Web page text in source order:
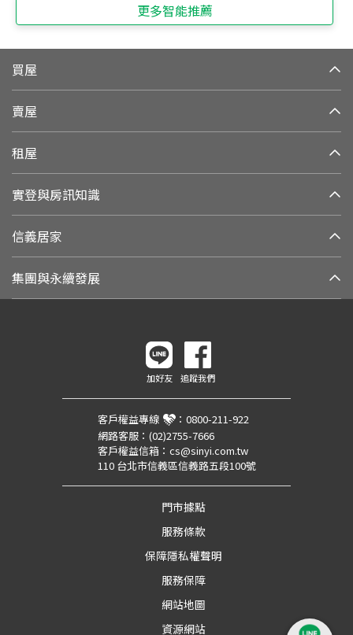
更多智能推薦
買屋
賣屋
租屋
實登與房訊知識
信義居家
集團與永續發展
加好友 追蹤我們
客戶權益專線 ： 0800-211-922
網路客服： (02)2755-7666
客戶權益信箱： cs@sinyi.com.tw
110 台北市信義區信義路五段100號
門市據點
服務條款
保障隱私權聲明
服務保障
網站地圖
資源網站